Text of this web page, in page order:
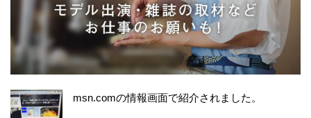
msn.comの情報画面で紹介されました。